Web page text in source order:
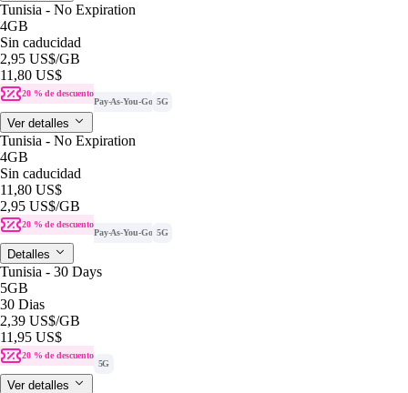
Tunisia - No Expiration
4GB
Sin caducidad
2,95 US$/GB
11,80 US$
20 % de descuento
Pay-As-You-Go 5G
Ver detalles
Tunisia - No Expiration
4GB
Sin caducidad
11,80 US$
2,95 US$/GB
20 % de descuento
Pay-As-You-Go 5G
Detalles
Tunisia - 30 Days
5GB
30 Dias
2,39 US$/GB
11,95 US$
20 % de descuento
5G
Ver detalles